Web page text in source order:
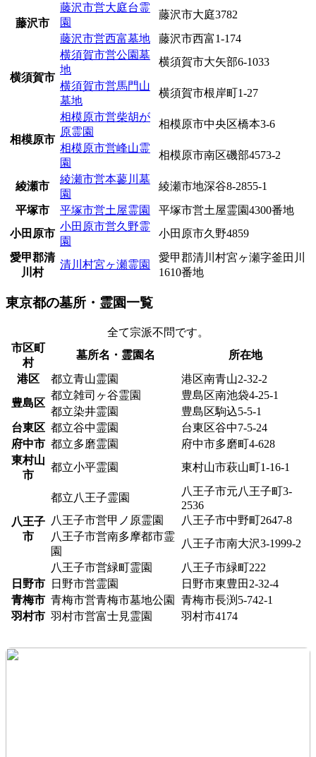
藤沢市
藤沢市営大庭台霊
園
藤沢市大庭3782
藤沢市営西富墓地
藤沢市西富1-174
横須賀市
横須賀市営公園墓
地
横須賀市大矢部6-1033
横須賀市営馬門山
墓地
横須賀市根岸町1-27
相模原市
相模原市営柴胡が
原霊園
相模原市中央区橋本3-6
相模原市営峰山霊
園
相模原市南区磯部4573-2
綾瀬市
綾瀬市営本蓼川墓
園
綾瀬市地深谷8-2855-1
平塚市
平塚市営土屋霊園
平塚市営土屋霊園4300番地
小田原市
小田原市営久野霊
園
小田原市久野4859
愛甲郡清
川村
清川村宮ヶ瀬霊園
愛甲郡清川村宮ヶ瀬字釜田川
1610番地
東京都の墓所・霊園一覧
全て宗派不問です。
市区町
村
墓所名・霊園名
所在地
港区
都立青山霊園
港区南青山2-32-2
豊島区
都立雑司ヶ谷霊園
豊島区南池袋4-25-1
都立染井霊園
豊島区駒込5-5-1
台東区 都立谷中霊園
台東区谷中7-5-24
府中市 都立多磨霊園
府中市多磨町4-628
東村山
市
都立小平霊園 東村山市萩山町1-16-1
八王子
市
都立八王子霊園
八王子市元八王子町3-
2536
八王子市営甲ノ原霊園
八王子市中野町2647-8
八王子市営南多摩都市霊
園
八王子市南大沢3-1999-2
八王子市営緑町霊園
八王子市緑町222
日野市
日野市営霊園
日野市東豊田2-32-4
青梅市 青梅市営青梅市墓地公園
青梅市長渕5-742-1
羽村市 羽村市営富士見霊園 羽村市4174